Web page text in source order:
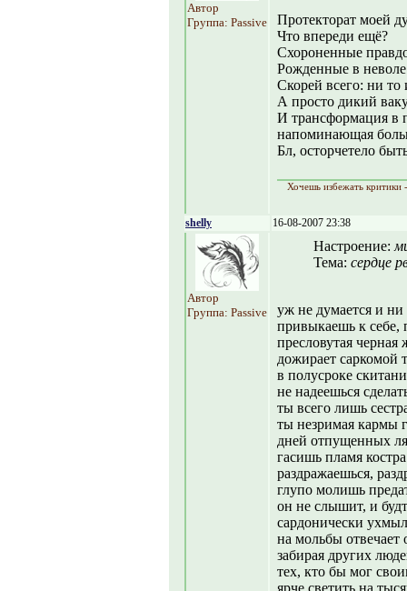
Автор
Группа: Passive
Протекторат моей
Что впереди ещё?
Схороненные
Рожденные в
Скорей всего: ни то
А просто дикий
И трансформация в
напоминающая
Бл, осторчетело
Хочешь избежать критики
shelly 16-08-2007 23:38
Автор
Группа: Passive
Настроение:
Тема: сердце
уж не думается и ни
привыкаешь к себе,
пресловутая черная
дожирает саркомой
в полусроке
не надеешься
ты всего лишь
ты незримая кармы
дней отпущенных
гасишь пламя
раздражаешься,
глупо молишь
он не слышит, и
сардонически
на мольбы отвечает
забирая других
тех, кто бы мог
ярче светить на